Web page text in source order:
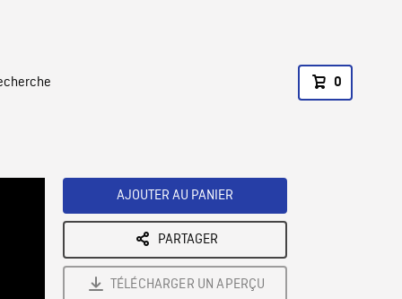
0
AJOUTER AU PANIER
PARTAGER
TÉLÉCHARGER UN APERÇU